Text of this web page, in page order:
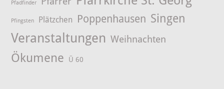
Pfadfinder
Pfingsten Plätzchen Poppenhausen Singen
Veranstaltungen Weihnachten
Ökumene Ü 60